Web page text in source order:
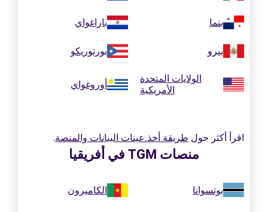
بنما باراغواي
بيرو بورتوريكو
الولايات المتحدة
الأمريكية
أوروغواي
اقرأ أكثر حول طريقة أخذ.عينات البيانات والمنصة.
منصات TGM في أفريقيا
بوتسوانا الكاميرون